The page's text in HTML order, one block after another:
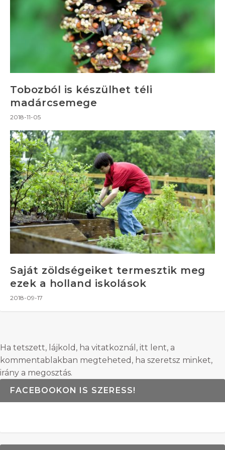
Tobozból is készülhet téli
madárcsemege
2018-11-05
Saját zöldségeiket termesztik meg
ezek a holland iskolások
2018-09-17
Ha tetszett, lájkold, ha vitatkoznál, itt lent, a
kommentablakban megteheted, ha szeretsz minket,
irány a megosztás.
FACEBOOKON IS SZERESS!